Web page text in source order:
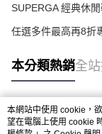
SUPERGA 經典休
任選多件最高再8折
本分類熱銷全
熱門標籤
本網站中使用 cookie，
望在電腦上使用 cookie